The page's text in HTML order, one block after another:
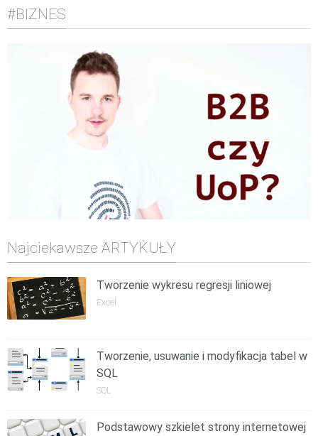
#BIZNES
Najciekawsze ARTYKUŁY
Tworzenie wykresu regresji liniowej
Excel
Tworzenie, usuwanie i modyfikacja tabel w
SQL
SQL
Podstawowy szkielet strony internetowej